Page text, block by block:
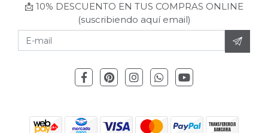
📩 10% DESCUENTO EN TUS COMPRAS ONLINE
(suscribiendo aquí email)